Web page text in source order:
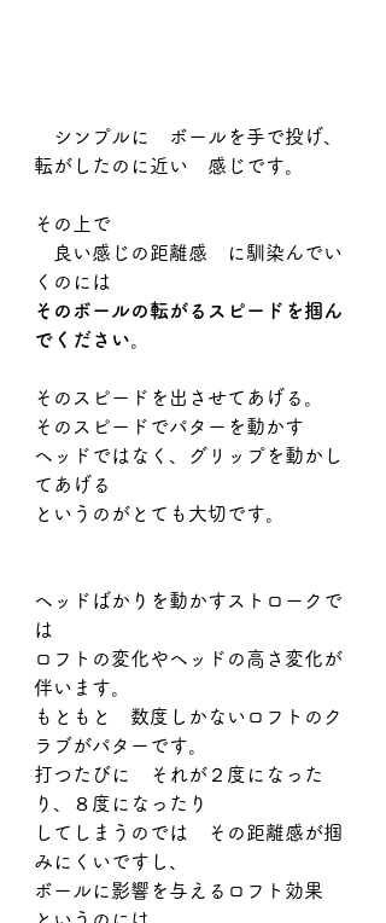
シンプルに　ボールを手で投げ、
転がしたのに近い　感じです。
その上で
良い感じの距離感　に馴染んでい
くのには
そのボールの転がるスピードを掴ん
でください
そのスピードを出させてあげる。
そのスピードでパターを動かす
ヘッドではなく、グリップを動かし
てあげる
というのがとても大切です。
ヘッドばかりを動かすストロークで
は
ロフトの変化やヘッドの高さ変化が
伴います。
もともと　数度しかないロフトのク
ラブがパターです。
打つたびに　それが２度になった
り、８度になったり
してしまうのでは　その距離感が掴
みにくいですし、
ボールに影響を与えるロフト効果
というのには